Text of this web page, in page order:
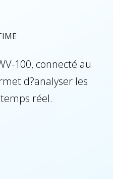
100, connecté au
d?analyser les
réel.